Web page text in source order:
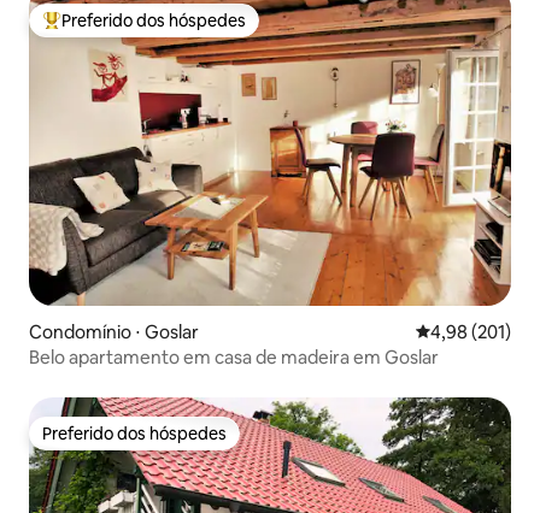
Entre os melhores preferidos dos hóspedes
Preferido dos hóspedes
Condomínio ⋅ Goslar 4,98 de uma
4,98 (201)
Belo apartamento em casa de madeira em Goslar
Preferido dos hóspedes
Preferido dos hóspedes